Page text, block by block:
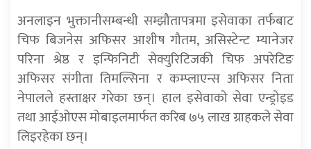
अनलाइन भुक्तानीसम्बन्धी सम्झौतापत्रमा इसेवाका तर्फबाट
चिफ बिजनेस अफिसर आशीष गौतम, असिस्टेन्ट म्यानेजर
परिना श्रेष्ठ र इन्फिनिटी सेक्युरिटिजकी चिफ अपरेटिङ
अफिसर संगीता तिमल्सिना र कम्प्लाएन्स अफिसर निता
नेपालले हस्ताक्षर गरेका छन्। हाल इसेवाको सेवा एन्ड्रोइड
तथा आईओएस मोबाइलमार्फत करिब ७५ लाख ग्राहकले सेवा
लिइरहेका छन्।